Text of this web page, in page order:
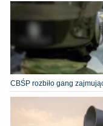
CBŚP rozbiło gang